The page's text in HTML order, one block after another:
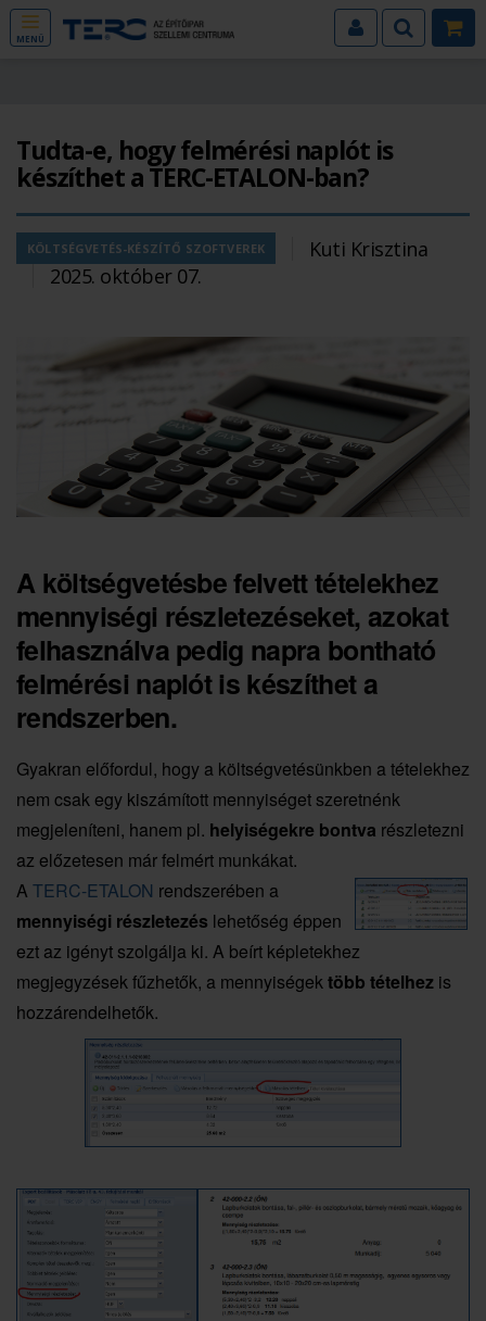
MENÜ
Tudta-e, hogy felmérési naplót is
készíthet a TERC-ETALON-ban?
KÖLTSÉGVETÉS-KÉSZÍTŐ SZOFTVEREK
Kuti Krisztina
2025. október 07.
A költségvetésbe felvett tételekhez
mennyiségi részletezéseket, azokat
felhasználva pedig napra bontható
felmérési naplót is készíthet a
rendszerben.
Gyakran előfordul, hogy a költségvetésünkben a tételekhez
nem csak egy kiszámított mennyiséget szeretnénk
megjeleníteni, hanem pl. helyiségekre bontva részletezni
az előzetesen már felmért munkákat.
A TERC-ETALON rendszerében a
mennyiségi részletezés lehetőség éppen
ezt az igényt szolgálja ki. A beírt képletekhez
megjegyzések fűzhetők, a mennyiségektöbb tételhez is
hozzárendelhetők.